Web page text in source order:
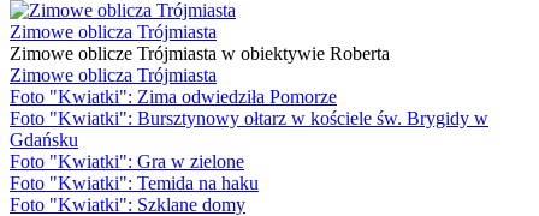
Zimowe oblicza Trójmiasta
Zimowe oblicze Trójmiasta w obiektywie Roberta
Zimowe oblicza Trójmiasta
Foto "Kwiatki": Zima odwiedziła Pomorze
Foto "Kwiatki": Bursztynowy ołtarz w kościele św. Brygidy w
Gdańsku
Foto "Kwiatki": Gra w zielone
Foto "Kwiatki": Temida na haku
Foto "Kwiatki": Szklane domy